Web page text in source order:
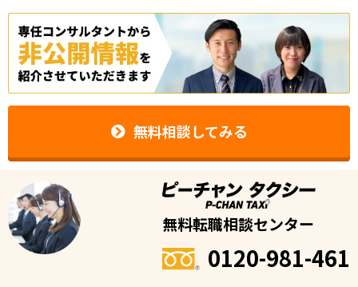
無料相談してみる
無料転職相談センター
0120-981-461